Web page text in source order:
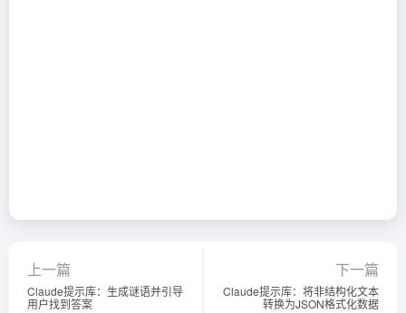
上一篇
Claude提示库：生成谜语并引导
用户找到答案
下一篇
Claude提示库：将非结构化文本
转换为JSON格式化数据